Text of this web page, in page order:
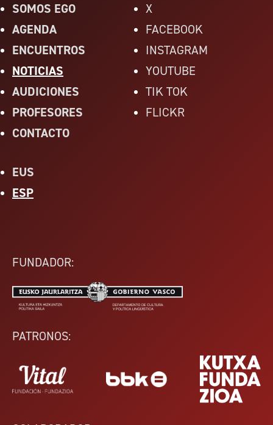
X
FACEBOOK
INSTAGRAM
YOUTUBE
TIK TOK
FLICKR
SOMOS EGO
AGENDA
ENCUENTROS
NOTICIAS
AUDICIONES
PROFESORES
CONTACTO
EUS
ESP
FUNDADOR:
PATRONOS: